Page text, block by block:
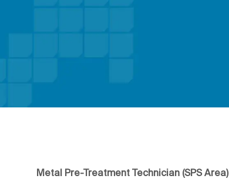
Metal Pre-Treatment Technician (SPS Area)